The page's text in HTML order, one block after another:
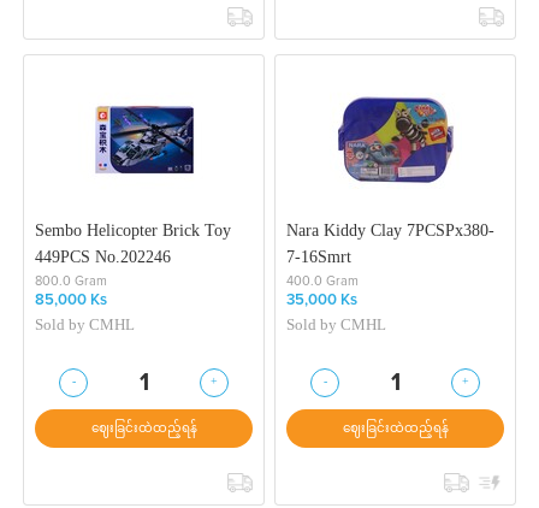
Sembo Helicopter Brick Toy
449PCS No.202246
800.0 Gram
85,000 Ks
Sold byCMHL
- 1
+
ဈေးခြင်းထဲထည့်ရန်
Nara Kiddy Clay 7PCSPx380-
7-16Smrt
400.0 Gram
35,000 Ks
Sold byCMHL
- 1
+
ဈေးခြင်းထဲထည့်ရန်